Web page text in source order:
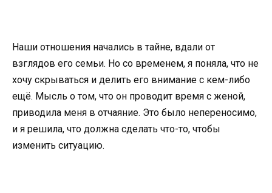
Наши отношения начались в тайне, вдали от
взглядов его семьи. Но со временем, я поняла, что не
хочу скрываться и делить его внимание с кем-либо
ещё. Мысль о том, что он проводит время с женой,
приводила меня в отчаяние. Это было непереносимо,
и я решила, что должна сделать что-то, чтобы
изменить ситуацию.